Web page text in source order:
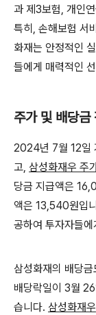
과 제3보험, 개인
특히, 손해보험 서
화재는 안정적인
들에게 매력적인
주가 및 배당금
2024년 7월 12일
고, 삼성화재우 주
당금 지급액은
액은 13,540원입
공하여 투자자들
삼성화재의 배당
배당락일이 3월
습니다. 삼성화재우